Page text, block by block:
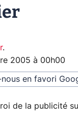
.
2005 à 00h00
en favori
de la publicité